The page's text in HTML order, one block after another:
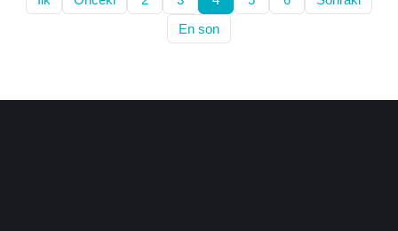
En son